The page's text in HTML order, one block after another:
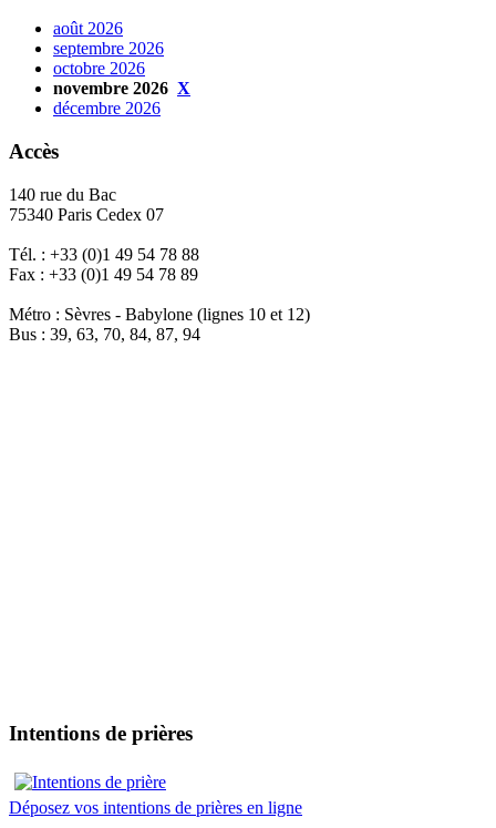
août 2026
septembre 2026
octobre 2026
novembre 2026 X
décembre 2026
Accès
140 rue du Bac
75340 Paris Cedex 07
Tél. : +33 (0)1 49 54 78 88
Fax : +33 (0)1 49 54 78 89
Métro : Sèvres - Babylone (lignes 10 et 12)
Bus : 39, 63, 70, 84, 87, 94
Intentions de prières
Déposez vos intentions de prières en ligne